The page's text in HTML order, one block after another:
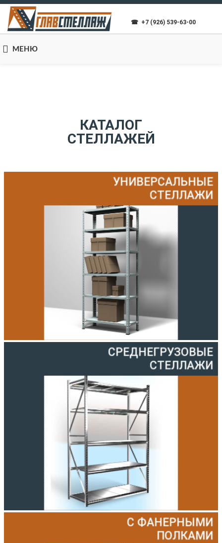
☎ +7 (926) 539-63-00
МЕНЮ
КАТАЛОГ
СТЕЛЛАЖЕЙ
УНИВЕРСАЛЬНЫЕ
СТЕЛЛАЖИ
СРЕДНЕГРУЗОВЫЕ
СТЕЛЛАЖИ
С ФАНЕРНЫМИ
ПОЛКАМИ